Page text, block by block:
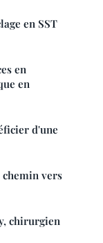
en SST
en
en
d'une
vers
chirurgien